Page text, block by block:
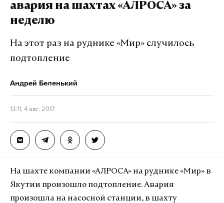
авария на шахтах «АЛРОСА» за
неделю
На этот раз на руднике «Мир» случилось
подтопление
Андрей Беленький
13:11, 4 авг. 2017
На шахте компании «АЛРОСА» на руднике «Мир» в
Якутии произошло подтопление. Авария
произошла на насосной станции, в шахту